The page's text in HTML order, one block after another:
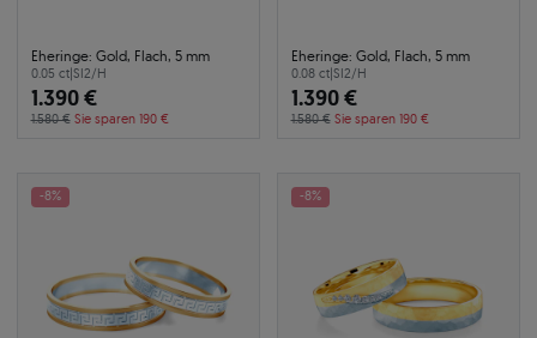
Eheringe: Gold, Flach, 5 mm
0.05 ct|SI2/H
1.390 €
1.580 € Sie sparen 190 €
Eheringe: Gold, Flach, 5 mm
0.08 ct|SI2/H
1.390 €
1.580 € Sie sparen 190 €
-8% -8%